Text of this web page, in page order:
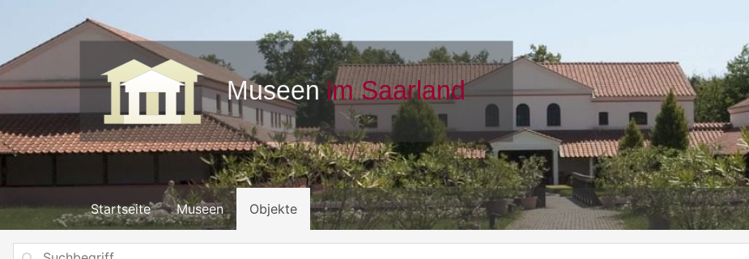
Startseite Museen Objekte